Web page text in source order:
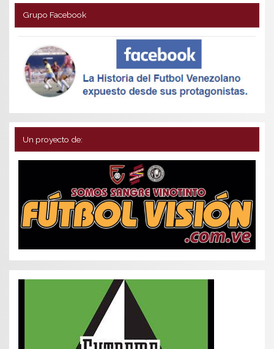
Grupo Facebook
Un proyecto de: